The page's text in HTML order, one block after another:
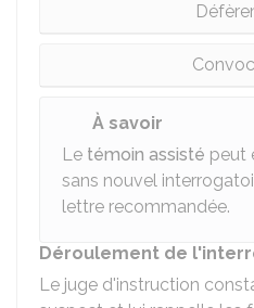
À savoir
Le témoin assisté peut
sans nouvel
lettre recommandée.
Déroulement de
Le juge d'instruction